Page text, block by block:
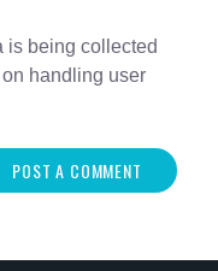
is being collected
handling user